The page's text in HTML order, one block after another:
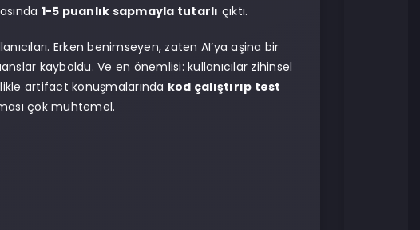
1-5 puanlık sapmayla tutarlı çıktı.
Erken benimseyen, zaten AI’ya aşina bir
kayboldu. Ve en önemlisi: kullanıcılar zihinsel
artifact konuşmalarında kod çalıştırıp test
çok muhtemel.